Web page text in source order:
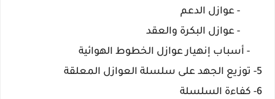
- عوازل الدعم
- عوازل البكرة والعقد
- أسباب إنهيار عوازل الخطوط الهوائية
5- توزيع الجهد على سلسلة العوازل المعلقة
6- كفاءة السلسلة